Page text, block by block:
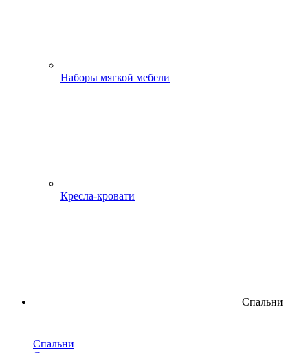
Наборы мягкой мебели
Кресла-кровати
Спальни
Спальни